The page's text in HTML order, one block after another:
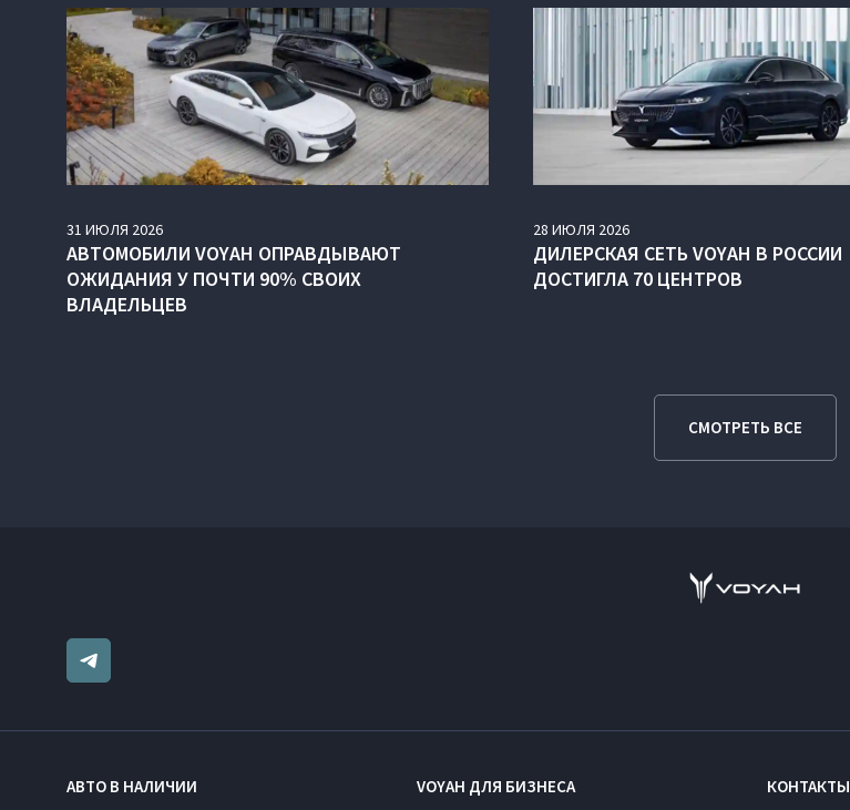
31 ИЮЛЯ 2026
АВТОМОБИЛИ VOYAH ОПРАВДЫВАЮТ
ОЖИДАНИЯ У ПОЧТИ 90% СВОИХ
ВЛАДЕЛЬЦЕВ
28 ИЮЛЯ 2026
ДИЛЕРСКАЯ СЕТЬ VOYAH В РОССИИ
ДОСТИГЛА 70 ЦЕНТРОВ
СМОТРЕТЬ ВСЕ
АВТО В НАЛИЧИИ VOYAH ДЛЯ БИЗНЕСА КОНТАКТЫ